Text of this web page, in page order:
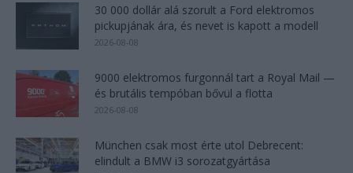
30 000 dollár alá szorult a Ford elektromos
pickupjának ára, és nevet is kapott a modell
2026-08-08
9000 elektromos furgonnál tart a Royal Mail —
és brutális tempóban bővül a flotta
2026-08-08
München csak most érte utol Debrecent:
elindult a BMW i3 sorozatgyártása